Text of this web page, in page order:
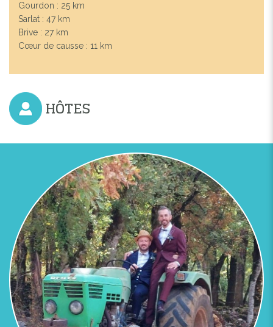
Gourdon : 25 km
Sarlat : 47 km
Brive : 27 km
Cœur de causse : 11 km
HÔTES